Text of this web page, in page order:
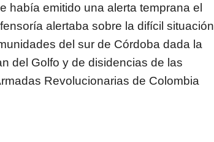
había emitido una alerta temprana el
alertaba sobre la difícil situación
del sur de Córdoba dada la
del Golfo y de disidencias de las
Revolucionarias de Colombia